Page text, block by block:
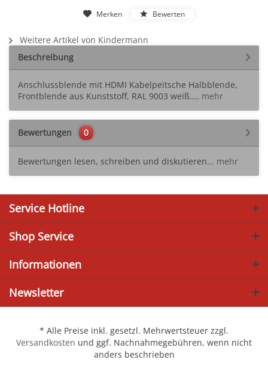
Merken Bewerten
Weitere Artikel von Kindermann
Beschreibung
Anschlussblende mit HDMI Kabelpeitsche Halbblende,
Frontblende aus Kunststoff, RAL 9003 weiß.... mehr
Bewertungen 0
Bewertungen lesen, schreiben und diskutieren... mehr
Service Hotline
Shop Service
Informationen
Newsletter
* Alle Preise inkl. gesetzl. Mehrwertsteuer zzgl.
Versandkosten und ggf. Nachnahmegebühren, wenn nicht
anders beschrieben